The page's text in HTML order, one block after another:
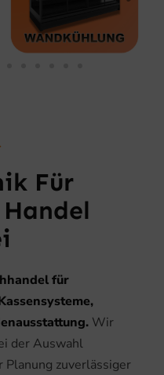
Für
für
Wir
der Auswahl
Planung zuverlässiger